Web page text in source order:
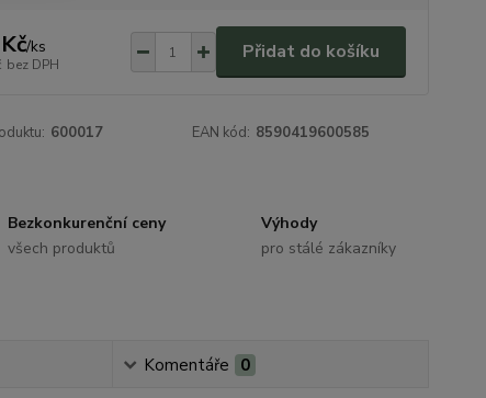
/ks
bez DPH
Přidat do košíku
600017 EAN kód: 8590419600585
Bezkonkurenční ceny
všech produktů
Výhody
pro stálé zákazníky
Komentáře 0